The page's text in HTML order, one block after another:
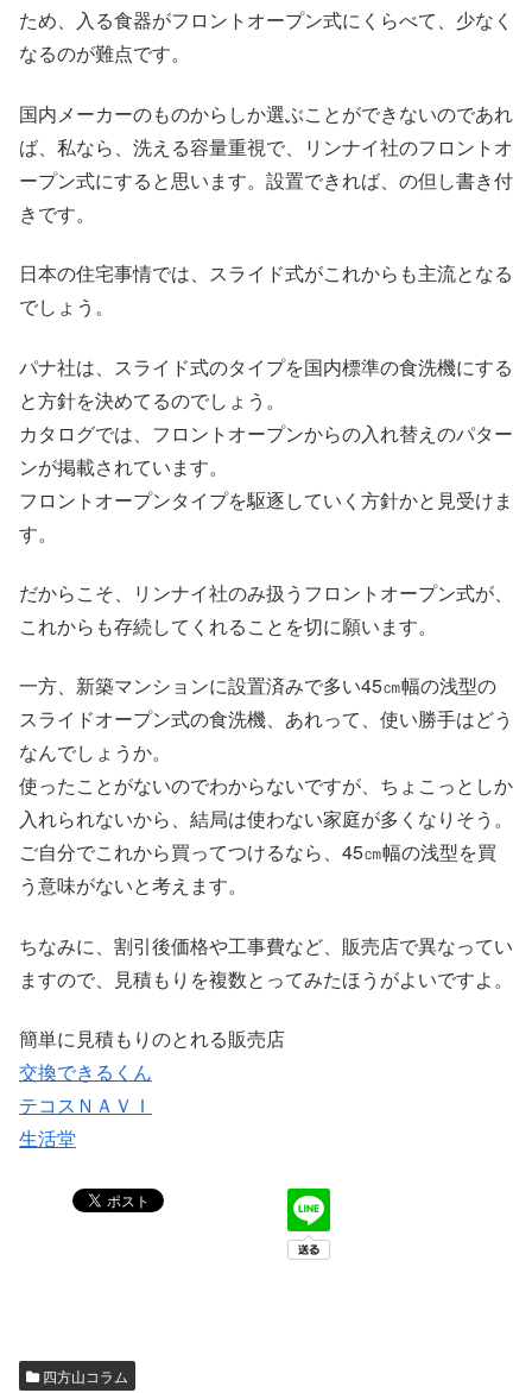
ため、入る食器がフロントオープン式にくらべて、少なく
なるのが難点です。
国内メーカーのものからしか選ぶことができないのであれ
ば、私なら、洗える容量重視で、リンナイ社のフロントオ
ープン式にすると思います。設置できれば、の但し書き付
きです。
日本の住宅事情では、スライド式がこれからも主流となる
でしょう。
パナ社は、スライド式のタイプを国内標準の食洗機にする
と方針を決めてるのでしょう。
カタログでは、フロントオープンからの入れ替えのパター
ンが掲載されています。
フロントオープンタイプを駆逐していく方針かと見受けま
す。
だからこそ、リンナイ社のみ扱うフロントオープン式が、
これからも存続してくれることを切に願います。
一方、新築マンションに設置済みで多い45㎝幅の浅型の
スライドオープン式の食洗機、あれって、使い勝手はどう
なんでしょうか。
使ったことがないのでわからないですが、ちょこっとしか
入れられないから、結局は使わない家庭が多くなりそう。
ご自分でこれから買ってつけるなら、45㎝幅の浅型を買
う意味がないと考えます。
ちなみに、割引後価格や工事費など、販売店で異なってい
ますので、見積もりを複数とってみたほうがよいですよ。
簡単に見積もりのとれる販売店
交換できるくん
テコスＮＡＶＩ
生活堂
四方山コラム